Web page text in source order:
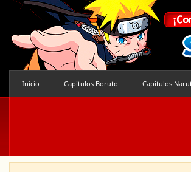
Inicio Capítulos Boruto Capítulos